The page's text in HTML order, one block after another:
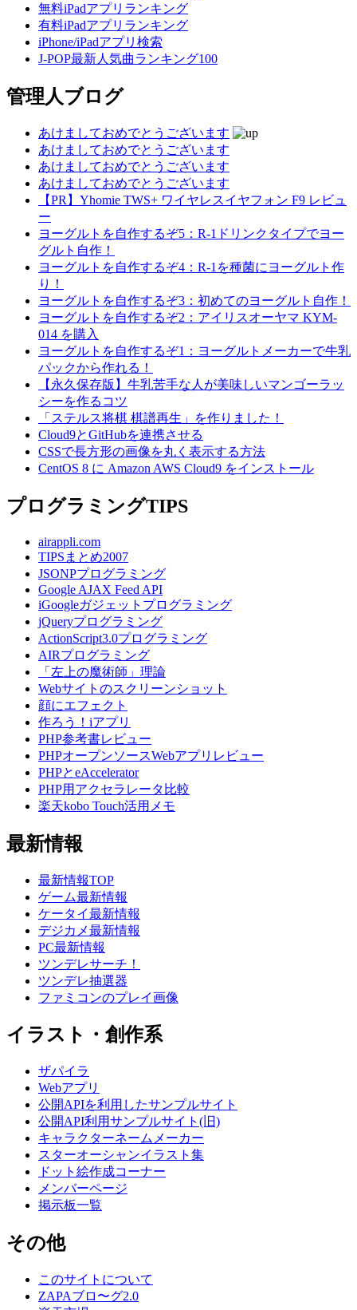
無料iPadアプリランキング
有料iPadアプリランキング
iPhone/iPadアプリ検索
J-POP最新人気曲ランキング100
管理人ブログ
あけましておめでとうございます
あけましておめでとうございます
あけましておめでとうございます
あけましておめでとうございます
【PR】Yhomie TWS+ ワイヤレスイヤフォン F9 レビュ
ー
ヨーグルトを自作するぞ5：R-1ドリンクタイプでヨー
グルト自作！
ヨーグルトを自作するぞ4：R-1を種菌にヨーグルト作
り！
ヨーグルトを自作するぞ3：初めてのヨーグルト自作！
ヨーグルトを自作するぞ2：アイリスオーヤマ KYM-
014 を購入
ヨーグルトを自作するぞ1：ヨーグルトメーカーで牛乳
パックから作れる！
【永久保存版】牛乳苦手な人が美味しいマンゴーラッ
シーを作るコツ
「ステルス将棋 棋譜再生」を作りました！
Cloud9とGitHubを連携させる
CSSで長方形の画像を丸く表示する方法
CentOS 8 に Amazon AWS Cloud9 をインストール
プログラミングTIPS
airappli.com
TIPSまとめ2007
JSONPプログラミング
Google AJAX Feed API
iGoogleガジェットプログラミング
jQueryプログラミング
ActionScript3.0プログラミング
AIRプログラミング
「左上の魔術師」理論
Webサイトのスクリーンショット
顔にエフェクト
作ろう！iアプリ
PHP参考書レビュー
PHPオープンソースWebアプリレビュー
PHPとeAccelerator
PHP用アクセラレータ比較
楽天kobo Touch活用メモ
最新情報
最新情報TOP
ゲーム最新情報
ケータイ最新情報
デジカメ最新情報
PC最新情報
ツンデレサーチ！
ツンデレ抽選器
ファミコンのプレイ画像
イラスト・創作系
ザパイラ
Webアプリ
公開APIを利用したサンプルサイト
公開API利用サンプルサイト(旧)
キャラクターネームメーカー
スターオーシャンイラスト集
ドット絵作成コーナー
メンバーページ
掲示板一覧
その他
このサイトについて
ZAPAブロ〜グ2.0